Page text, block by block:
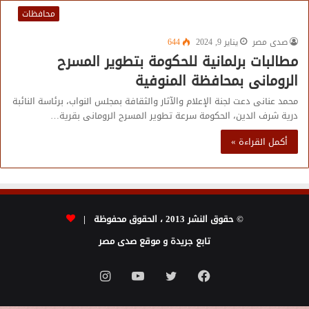
محافظات
صدى مصر
يناير 9, 2024 644
مطالبات برلمانية للحكومة بتطوير المسرح
الرومانى بمحافظة المنوفية
محمد عنانى دعت لجنة الإعلام والآثار والثقافة بمجلس النواب، برئاسة النائبة
درية شرف الدين، الحكومة سرعة تطوير المسرح الرومانى بقرية…
أكمل القراءة »
© حقوق النشر 2013 ، الحقوق محفوظة |
تابع جريدة و موقع صدى مصر
فيسبوك تويتر يوتيوبانستقرام